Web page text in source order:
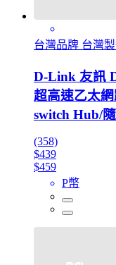
台灣品牌 台灣
D-Link 友訊
超高速乙太
switch Hub/
(358)
$439
$459
P幣